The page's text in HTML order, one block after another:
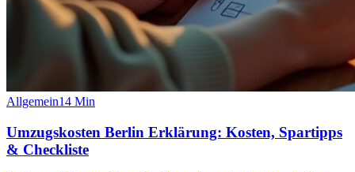
Allgemein14 Min
Umzugskosten Berlin Erklärung: Kosten, Spartipps
& Checkliste